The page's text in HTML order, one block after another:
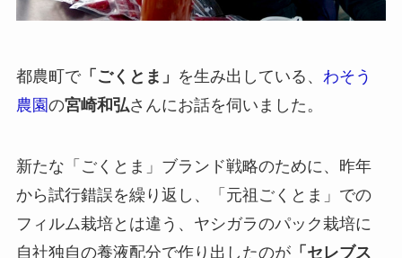
都農町で「ごくとま」 を生み出している、 わそう
農園の宮崎和弘さんにお話を伺いました。
新たな「ごくとま」ブランド戦略のために、昨年
から試行錯誤を繰り返し、「元祖ごくとま」での
フィルム栽培とは違う、ヤシガラのパック栽培に
自社独自の養液配分で作り出したのが「セレブス